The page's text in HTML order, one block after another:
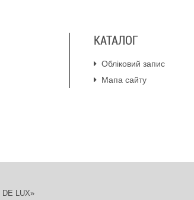
КАТАЛОГ
Обліковий запис
Мапа сайту
DE LUX»